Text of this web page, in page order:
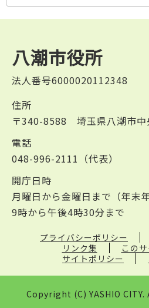
八潮市役所
法人番号6000020112348
住所
〒340-8588 埼玉県八潮市中
電話
048-996-2111（代表）
開庁日時
月曜日から金曜日まで（年末
9時から午後4時30分まで
プライバシーポリシー
リンク集
この
サイトポリシー
Copyright (C) YASHIO